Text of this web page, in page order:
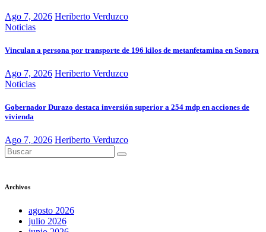
Ago 7, 2026 Heriberto Verduzco
Noticias
Vinculan a persona por transporte de 196 kilos de metanfetamina en Sonora
Ago 7, 2026 Heriberto Verduzco
Noticias
Gobernador Durazo destaca inversión superior a 254 mdp en acciones de
vivienda
Ago 7, 2026 Heriberto Verduzco
Archivos
agosto 2026
julio 2026